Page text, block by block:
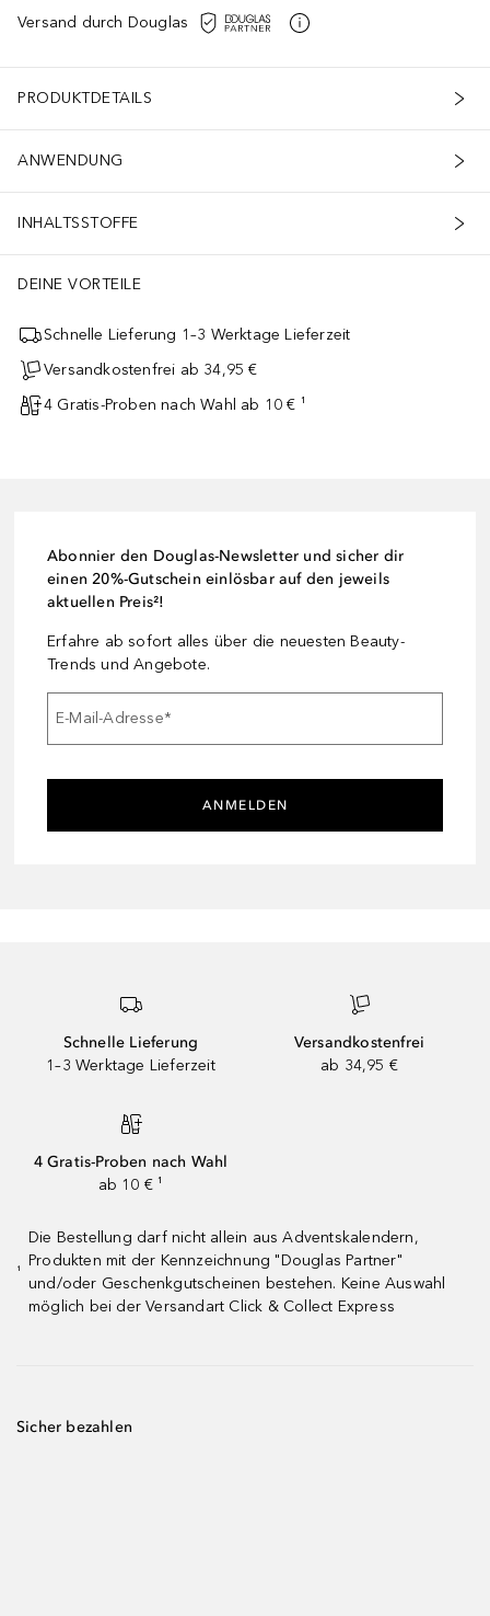
Versand durch Douglas
PRODUKTDETAILS
ANWENDUNG
INHALTSSTOFFE
DEINE VORTEILE
Schnelle Lieferung 1–3 Werktage Lieferzeit
Versandkostenfrei ab 34,95 €
4 Gratis-Proben nach Wahl ab 10 € ¹
Abonnier den Douglas-Newsletter und sicher dir
einen 20%-Gutschein einlösbar auf den jeweils
aktuellen Preis²!
Erfahre ab sofort alles über die neuesten Beauty-
Trends und Angebote.
E-Mail-Adresse*
ANMELDEN
Schnelle Lieferung
1–3 Werktage Lieferzeit
Versandkostenfrei
ab 34,95 €
4 Gratis-Proben nach Wahl
ab 10 € ¹
¹
Die Bestellung darf nicht allein aus Adventskalendern,
Produkten mit der Kennzeichnung "Douglas Partner"
und/oder Geschenkgutscheinen bestehen. Keine Auswahl
möglich bei der Versandart Click & Collect Express
Sicher bezahlen